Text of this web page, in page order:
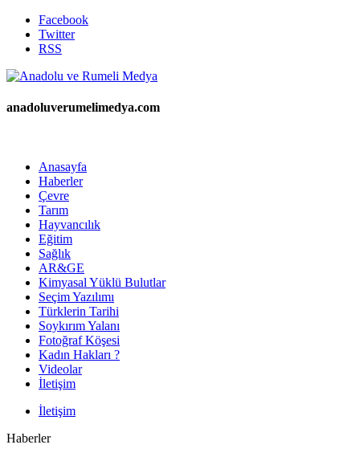
Facebook
Twitter
RSS
anadoluverumelimedya.com
Anasayfa
Haberler
Çevre
Tarım
Hayvancılık
Eğitim
Sağlık
AR&GE
Kimyasal Yüklü Bulutlar
Seçim Yazılımı
Türklerin Tarihi
Soykırım Yalanı
Fotoğraf Köşesi
Kadın Hakları ?
Videolar
İletişim
İletişim
Haberler